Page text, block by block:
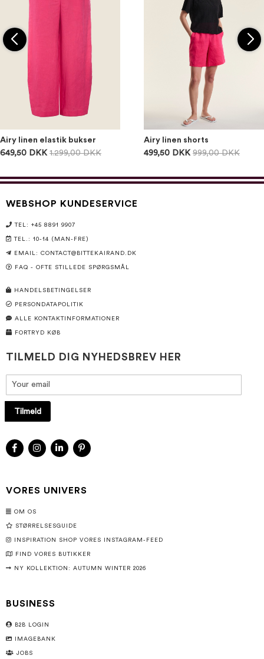
Airy linen elastik bukser
649,50 DKK 1.299,00 DKK
Airy linen shorts
499,50 DKK 999,00 DKK
WEBSHOP KUNDESERVICE
TEL: +45 8891 9907
TEL.: 10-14 (MAN-FRE)
EMAIL: CONTACT@BITTEKAIRAND.DK
FAQ - OFTE STILLEDE SPØRGSMÅL
HANDELSBETINGELSER
PERSONDATAPOLITIK
ALLE KONTAKTINFORMATIONER
FORTRYD KØB
TILMELD DIG NYHEDSBREV HER
Tilmeld
VORES UNIVERS
OM OS
STØRRELSESGUIDE
INSPIRATION SHOP VORES INSTAGRAM-FEED
FIND VORES BUTIKKER
NY KOLLEKTION: AUTUMN WINTER 2026
BUSINESS
B2B LOGIN
IMAGEBANK
JOBS